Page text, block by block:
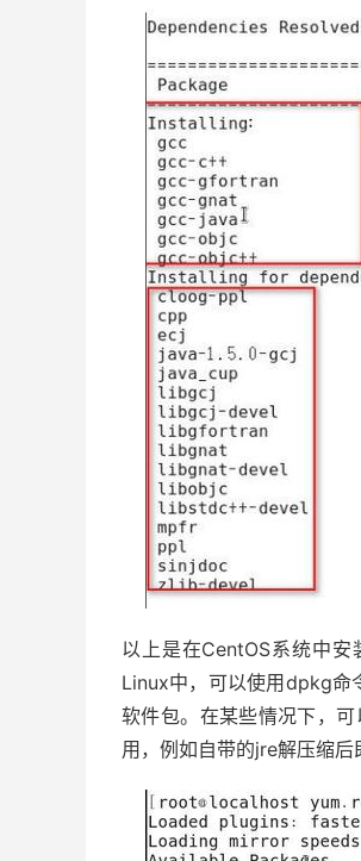
以上是在CentOS系统中
Linux中，可以使用dpkg命
软件包。在某些情况下，
用，例如自带的jre解压缩后